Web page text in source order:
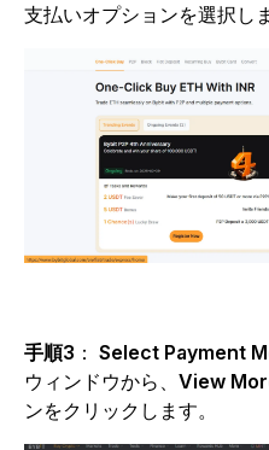
支払いオプションを選択し
手順3 ： Select Payment
ウィンドウから、 View
ンをクリックします。